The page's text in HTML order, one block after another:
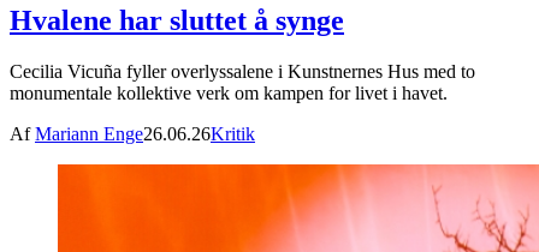
Hvalene har sluttet å synge
Cecilia Vicuña fyller overlyssalene i Kunstnernes Hus med to
monumentale kollektive verk om kampen for livet i havet.
AfMariann Enge26.06.26Kritik